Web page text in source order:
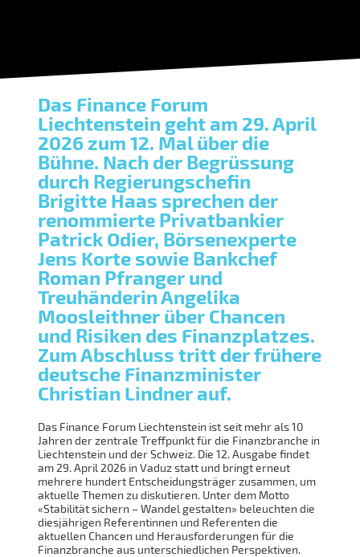
Das Finance Forum
Liechtenstein geht am 29. April
2026 zum 12. Mal über die
Bühne. Nach der Begrüssung
durch Regierungschefin
Brigitte Haas sprechen der
renommierte Privatbankier
Patrick Odier, Börsenexperte
Jens Korte sowie Bankchef
Roman Pfranger und
Treuhänderin Angelika
Moosleithner über Chancen
und Risiken des Finanzplatzes.
Zum Abschluss tritt der frühere
deutsche Finanzminister
Christian Lindner auf.
Das Finance Forum Liechtenstein ist seit mehr als 10
Jahren der zentrale Treffpunkt für die Finanzbranche in
Liechtenstein und der Schweiz. Die 12. Ausgabe findet
am 29. April 2026 in Vaduz statt und bringt erneut
mehrere hundert Entscheidungsträger zusammen, um
aktuelle Themen zu diskutieren. Unter dem Motto
«Stabilität sichern – Wandel gestalten» beleuchten die
diesjährigen Referentinnen und Referenten die
aktuellen Chancen und Herausforderungen für die
Finanzbranche aus unterschiedlichen Perspektiven.